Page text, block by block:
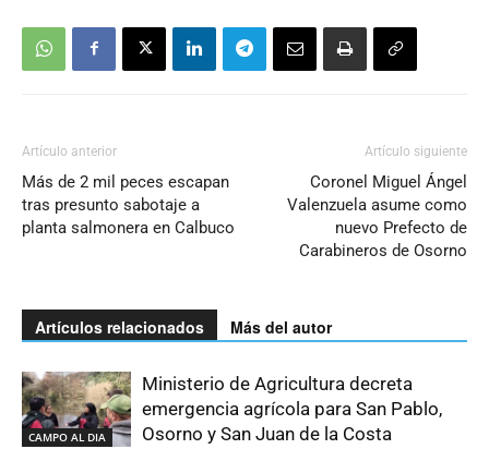
Artículo anterior
Más de 2 mil peces escapan
tras presunto sabotaje a
planta salmonera en Calbuco
Artículo siguiente
Coronel Miguel Ángel
Valenzuela asume como
nuevo Prefecto de
Carabineros de Osorno
Artículos relacionados Más del autor
CAMPO AL DIA
Ministerio de Agricultura decreta
emergencia agrícola para San Pablo,
Osorno y San Juan de la Costa